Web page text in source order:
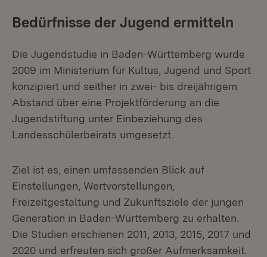
Bedürfnisse der Jugend ermitteln
Die Jugendstudie in Baden-Württemberg wurde
2009 im Ministerium für Kultus, Jugend und Sport
konzipiert und seither in zwei- bis dreijährigem
Abstand über eine Projektförderung an die
Jugendstiftung unter Einbeziehung des
Landesschülerbeirats umgesetzt.
Ziel ist es, einen umfassenden Blick auf
Einstellungen, Wertvorstellungen,
Freizeitgestaltung und Zukunftsziele der jungen
Generation in Baden-Württemberg zu erhalten.
Die Studien erschienen 2011, 2013, 2015, 2017 und
2020 und erfreuten sich großer Aufmerksamkeit.